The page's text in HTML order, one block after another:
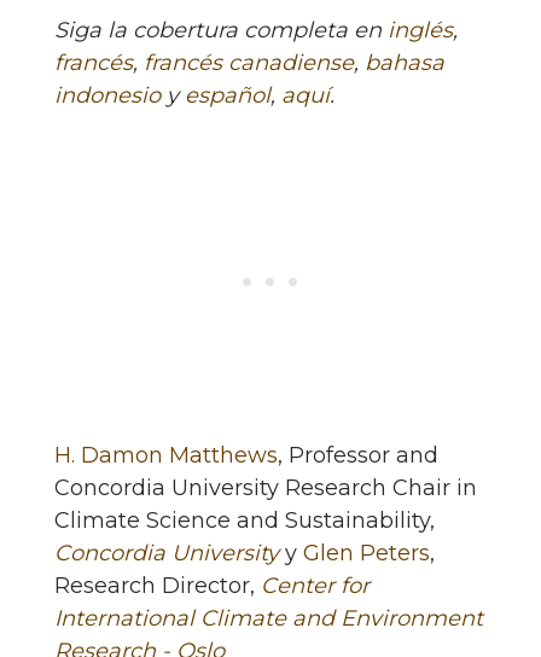
Siga la cobertura completa en inglés,
francés, francés canadiense, bahasa
indonesioyespañol, aquí.
H. Damon Matthews, Professor and
Concordia University Research Chair in
Climate Science and Sustainability,
Concordia Universityy Glen Peters,
Research Director, Center for
International Climate and Environment
Research - Oslo